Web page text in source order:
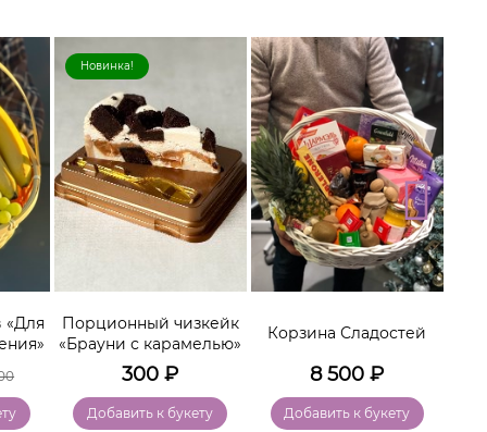
«Для
Новинка!
Порционный чизкейк
«Брауни с карамелью»
300 ₽
Добавить к букету
Корзина Сладостей
8 500 ₽
Добавить к букету